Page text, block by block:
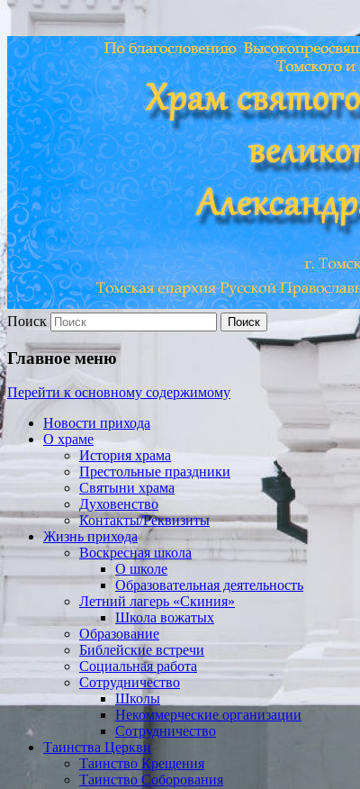
Храм св. Александра
Поиск
Главное меню
Перейти к основному содержимому
Новости прихода
О храме
История храма
Престольные праздники
Святыни храма
Духовенство
Контакты/Реквизиты
Жизнь прихода
Воскресная школа
О школе
Образовательная деятельность
Летний лагерь «Скиния»
Школа вожатых
Образование
Библейские встречи
Социальная работа
Сотрудничество
Школы
Некоммерческие организации
Сотрудничество
Таинства Церкви
Таинство Крещения
Таинство Соборования